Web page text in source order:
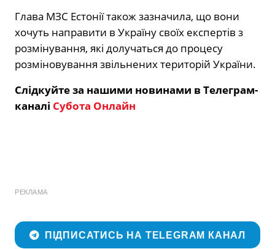
Глава МЗС Естонії також зазначила, що вони
хочуть направити в Україну своїх експертів з
розмінування, які долучаться до процесу
розміновування звільнених територій України.
Слідкуйте за нашими новинами в Телеграм-
каналі Субота Онлайн
РЕКЛАМА
ПІДПИСАТИСЬ НА TELEGRAM КАНАЛ